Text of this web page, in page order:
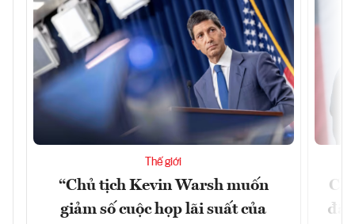
Thế giới
“Chủ tịch Kevin Warsh muốn
giảm số cuộc họp lãi suất của
đã